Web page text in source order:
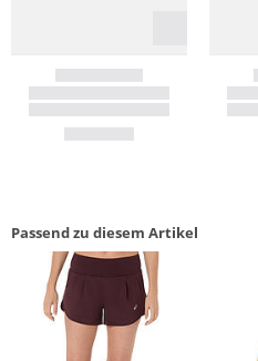
Passend zu diesem Artikel